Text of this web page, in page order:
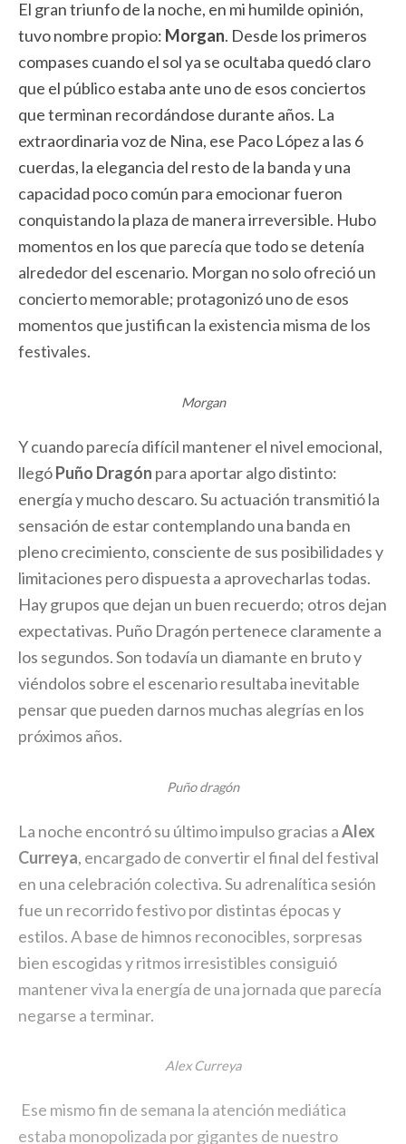
El gran triunfo de la noche, en mi humilde opinión,
tuvo nombre propio: Morgan. Desde los primeros
compases cuando el sol ya se ocultaba quedó claro
que el público estaba ante uno de esos conciertos
que terminan recordándose durante años. La
extraordinaria voz de Nina, ese Paco López a las 6
cuerdas, la elegancia del resto de la banda y una
capacidad poco común para emocionar fueron
conquistando la plaza de manera irreversible. Hubo
momentos en los que parecía que todo se detenía
alrededor del escenario. Morgan no solo ofreció un
concierto memorable; protagonizó uno de esos
momentos que justifican la existencia misma de los
festivales.
Morgan
Y cuando parecía difícil mantener el nivel emocional,
llegóPuño Dragón para aportar algo distinto:
energía y mucho descaro. Su actuación transmitió la
sensación de estar contemplando una banda en
pleno crecimiento, consciente de sus posibilidades y
limitaciones pero dispuesta a aprovecharlas todas.
Hay grupos que dejan un buen recuerdo; otros dejan
expectativas. Puño Dragón pertenece claramente a
los segundos. Son todavía un diamante en bruto y
viéndolos sobre el escenario resultaba inevitable
pensar que pueden darnos muchas alegrías en los
próximos años.
Puño dragón
La noche encontró su último impulso gracias aAlex
Curreya, encargado de convertir el final del festival
en una celebración colectiva. Su adrenalítica sesión
fue un recorrido festivo por distintas épocas y
estilos. A base de himnos reconocibles, sorpresas
bien escogidas y ritmos irresistibles consiguió
mantener viva la energía de una jornada que parecía
negarse a terminar.
Alex Curreya
Ese mismo fin de semana la atención mediática
estaba monopolizada por gigantes de nuestro